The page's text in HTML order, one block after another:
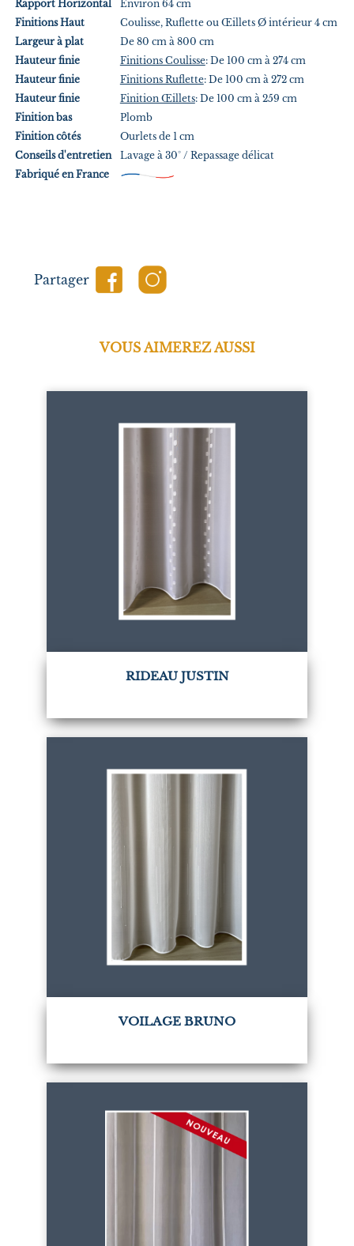
RapportHorizontal
Finitions Haut
Largeur à plat
Hauteur finie
Hauteur finie
Hauteur finie
Finition bas
Finition côtés
Conseils d'entretien
Fabriqué en France
Environ 64 cm
Coulisse, Ruflette ou Œillets Ø intérieur 4 cm
De 80 cm à 800 cm
Finitions Coulisse: De 100 cm à 274 cm
Finitions Ruflette: De 100 cm à 272 cm
Finition Œillets: De 100 cm à 259 cm
Plomb
Ourlets de 1 cm
Lavage à 30° / Repassage délicat
Partager
VOUS AIMEREZ AUSSI
RIDEAU JUSTIN
VOILAGE BRUNO